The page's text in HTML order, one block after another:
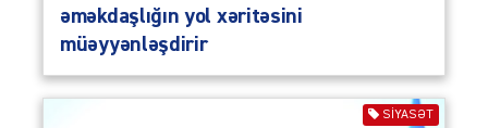
əməkdaşlığın yol xəritəsini
müəyyənləşdirir
SIYASƏT